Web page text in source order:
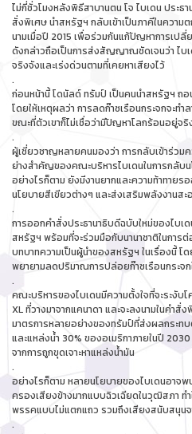
ไม่กี่ชั่วโมงหลังพิธีสาบานตน โจ ไบเดน ประธ
สั่งพิเศษ นำสหรัฐฯ กลับเข้าเป็นภาคีในควา
นามเมื่อปี 2015 เพื่อร่วมกันแก้ปัญหาการเป
ดังกล่าวถือเป็นการส่งสัญญาณชัดเจนว่า ไบ
จริงจังและเร่งด่วนตามที่เคยหาเสียงไว้
.
ก่อนหน้านี้ โดนัลด์ ทรัมป์ เป็นคนนำสหรัฐฯ ถ
โดยให้เหตุผลว่า การลดก๊าซเรือนกระจกจะ
ขณะที่ตัวเขาก็ไม่เชื่อว่ามีปัญหาโลกร้อนอยู่จริ
.
ผู้เชี่ยวชาญหลายคนมองว่า การกลับเข้าร่วม
ย่างสำคัญของคณะบริหารไบเดนในการกลับ
อย่างไรก็ตาม ยังมีงานยากและความท้าทาย
นโยบายสีเขียวต่างๆ และส่งเสริมพลังงานส
.
การออกคำสั่งประธานาธิบดีฉบับใหม่ของไบ
สหรัฐฯ พร้อมที่จะร่วมมือกับนานาชาติในกา
บทบาทความเป็นผู้นำของสหรัฐฯ ในเรื่องนี้ โ
พยายามลดปริมาณการปล่อยก๊าซเรือนกระจก
.
คณะบริหารของไบเดนมีความตั้งใจที่จะระงับ
XL ที่วางมาจากแคนาดา และจะลงนามในคำ
มาตรการหลายอย่างของทรัมป์ที่ส่งผลกระ
และแหล่งน้ำ 30% ของอเมริกาภายในปี
จากการถูกขุดเจาะหาแหล่งน้ำมัน
.
อย่างไรก็ตาม หลายนโยบายของไบเดนอาจ
ครองเสียงข้างมากแบบฉิวเฉียดในวุฒิสภา ท
พรรคแบบไม่แตกแถว รวมถึงเสียงสนับสนุน
.